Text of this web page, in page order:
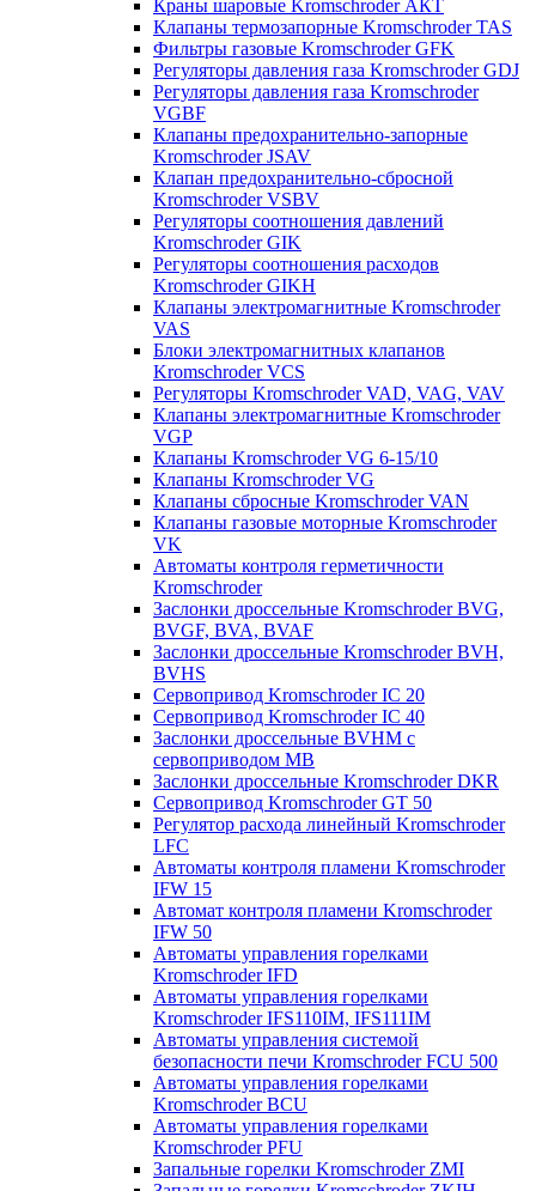
Краны шаровые Kromschroder АКТ
Клапаны термозапорные Kromschroder TAS
Фильтры газовые Kromschroder GFK
Регуляторы давления газа Kromschroder GDJ
Регуляторы давления газа Kromschroder
VGBF
Клапаны предохранительно-запорные
Kromschroder JSAV
Клапан предохранительно-сбросной
Kromschroder VSBV
Регуляторы соотношения давлений
Kromschroder GIK
Регуляторы соотношения расходов
Kromschroder GIKH
Клапаны электромагнитные Kromschroder
VAS
Блоки электромагнитных клапанов
Kromschroder VCS
Регуляторы Kromschroder VAD, VAG, VAV
Клапаны электромагнитные Kromschroder
VGP
Клапаны Kromschroder VG 6-15/10
Клапаны Kromschroder VG
Клапаны сбросные Kromschroder VAN
Клапаны газовые моторные Kromschroder
VK
Автоматы контроля герметичности
Kromschroder
Заслонки дроссельные Kromschroder BVG,
BVGF, BVA, BVAF
Заслонки дроссельные Kromschroder BVH,
BVHS
Сервопривод Kromschroder IC 20
Сервопривод Kromschroder IC 40
Заслонки дроссельные BVHM с
сервоприводом МВ
Заслонки дроссельные Kromschroder DKR
Cервопривод Kromschroder GT 50
Регулятор расхода линейный Kromschroder
LFC
Автоматы контроля пламени Kromschroder
IFW 15
Автомат контроля пламени Kromschroder
IFW 50
Автоматы управления горелками
Kromschroder IFD
Автоматы управления горелками
Kromschroder IFS110IM, IFS111IM
Автоматы управления системой
безопасности печи Kromschroder FCU 500
Автоматы управления горелками
Kromschroder BCU
Автоматы управления горелками
Kromschroder PFU
Запальные горелки Kromschroder ZМI